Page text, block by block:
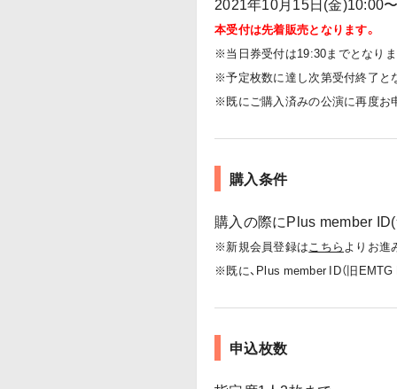
本受付は先着販売となります。
※当日券受付は19:30までとなり
※予定枚数に達し次第受付終了と
※既にご購入済みの公演に再度お
購入条件
購入の際にPlus member
※新規会員登録はこちらよりお進
※既に、Plus member ID（旧
申込枚数